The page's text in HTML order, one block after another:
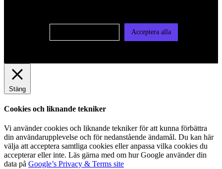
Acceptera alla
Stäng
Cookies och liknande tekniker
Vi använder cookies och liknande tekniker för att kunna förbättra
din användarupplevelse och för nedanstående ändamål. Du kan här
välja att acceptera samtliga cookies eller anpassa vilka cookies du
accepterar eller inte. Läs gärna med om hur Google använder din
data på Google’s Privacy & Terms site